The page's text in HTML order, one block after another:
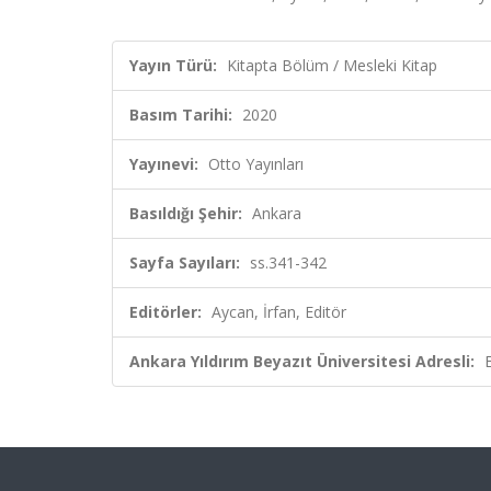
Yayın Türü: Kitapta Bölüm / Mesleki Kitap
Basım Tarihi: 2020
Yayınevi: Otto Yayınları
Basıldığı Şehir: Ankara
Sayfa Sayıları: ss.341-342
Editörler: Aycan, İrfan, Editör
Ankara Yıldırım Beyazıt Üniversitesi Adresli: